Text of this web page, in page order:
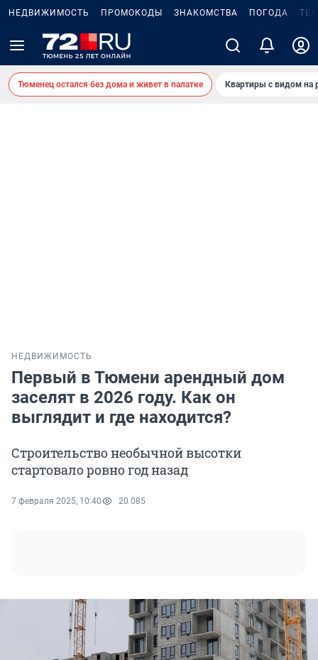
НЕДВИЖИМОСТЬ ПРОМОКОДЫ ЗНАКОМСТВА ПОГОДА
Тюменец остался без дома и живет в палатке Квартиры с видом на
НЕДВИЖИМОСТЬ
Первый в Тюмени арендный дом
заселят в 2026 году. Как он
выглядит и где находится?
Строительство необычной высотки
стартовало ровно год назад
7 февраля 2025, 10:40 20 085